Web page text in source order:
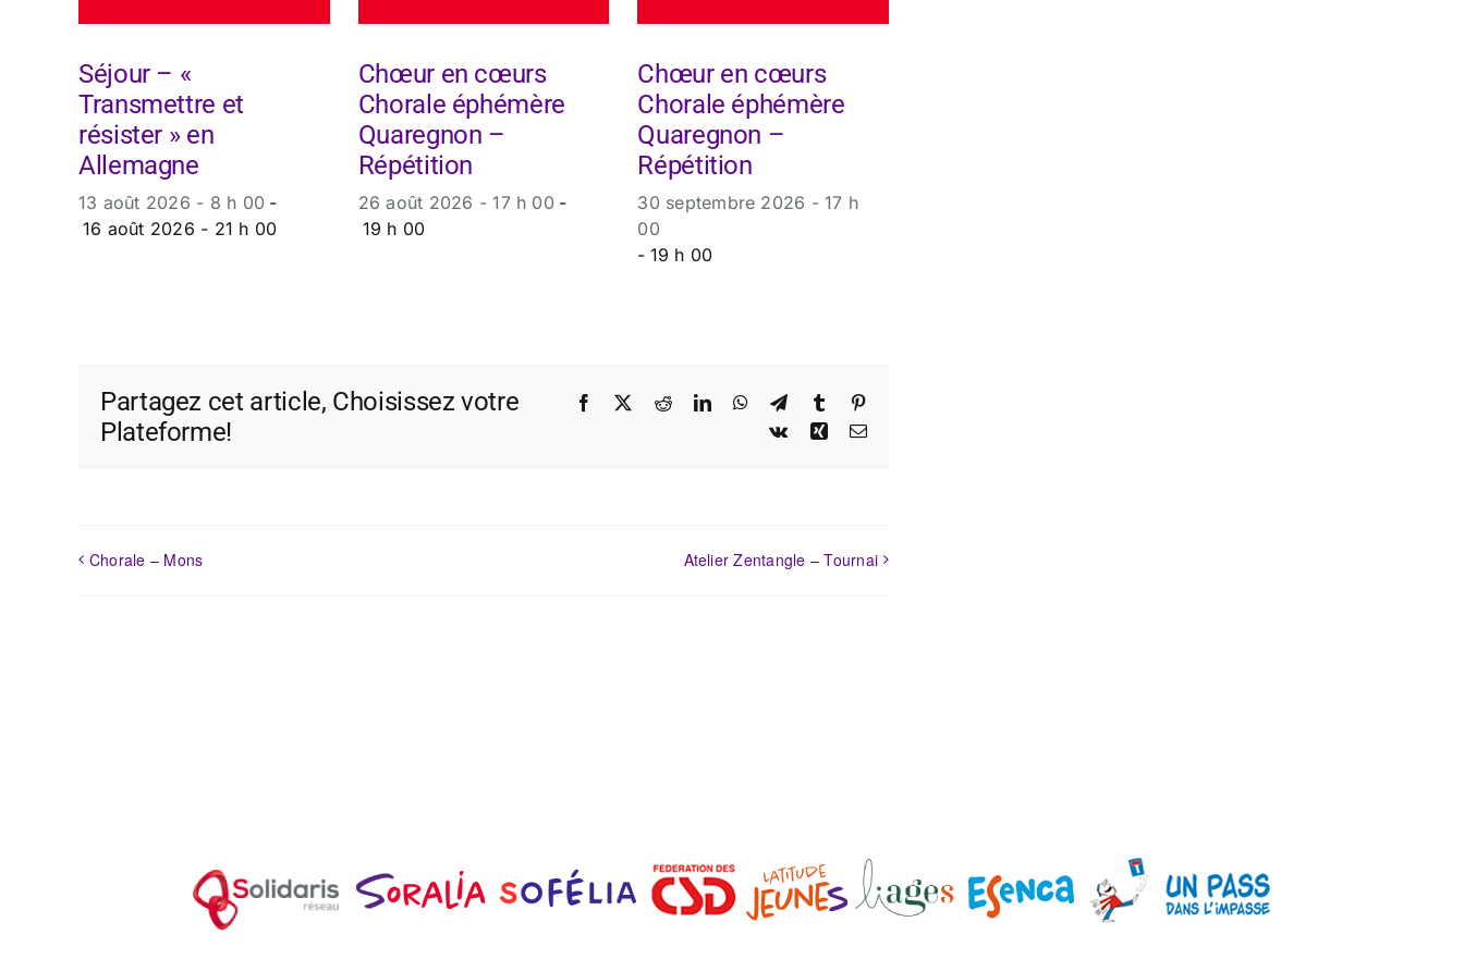
Séjour – «
Transmettre et
résister » en
Allemagne
13 août 2026 - 8 h 00 -
16 août 2026 - 21 h 00
Chœur en cœurs
Chorale éphémère
Quaregnon –
Répétition
26 août 2026 - 17 h 00 -
19 h 00
Chœur en cœurs
Chorale éphémère
Quaregnon –
Répétition
30 septembre 2026 - 17 h
00
- 19 h 00
Partagez cet article, Choisissez votre
Plateforme!
Facebook RedditLinkedInWhatsApp
TelegramTumblr
Vk
Xing Email
Chorale – Mons Atelier Zentangle – Tournai